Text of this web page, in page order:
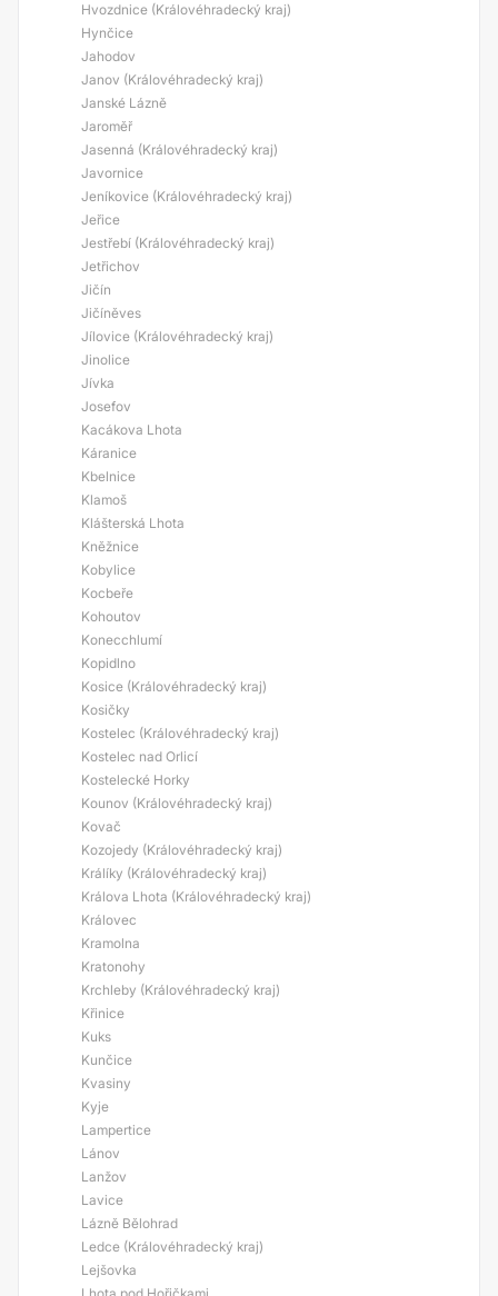
Hvozdnice (Královéhradecký kraj)
Hynčice
Jahodov
Janov (Královéhradecký kraj)
Janské Lázně
Jaroměř
Jasenná (Královéhradecký kraj)
Javornice
Jeníkovice (Královéhradecký kraj)
Jeřice
Jestřebí (Královéhradecký kraj)
Jetřichov
Jičín
Jičíněves
Jílovice (Královéhradecký kraj)
Jinolice
Jívka
Josefov
Kacákova Lhota
Káranice
Kbelnice
Klamoš
Klášterská Lhota
Kněžnice
Kobylice
Kocbeře
Kohoutov
Konecchlumí
Kopidlno
Kosice (Královéhradecký kraj)
Kosičky
Kostelec (Královéhradecký kraj)
Kostelec nad Orlicí
Kostelecké Horky
Kounov (Královéhradecký kraj)
Kovač
Kozojedy (Královéhradecký kraj)
Králíky (Královéhradecký kraj)
Králova Lhota (Královéhradecký kraj)
Královec
Kramolna
Kratonohy
Krchleby (Královéhradecký kraj)
Křinice
Kuks
Kunčice
Kvasiny
Kyje
Lampertice
Lánov
Lanžov
Lavice
Lázně Bělohrad
Ledce (Královéhradecký kraj)
Lejšovka